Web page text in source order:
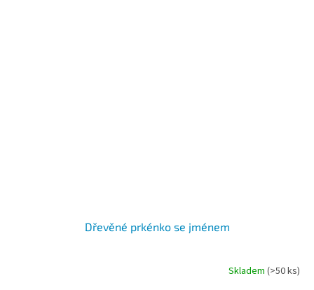
Dřevěné prkénko se jménem
Skladem(>50 ks)